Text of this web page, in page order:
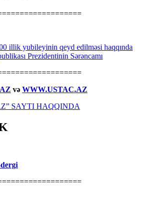
illik yubileyinin qeyd edilməsi haqqında
Prezidentinin Sərəncamı
və WWW.USTAC.AZ
SAYTI HAQQINDA